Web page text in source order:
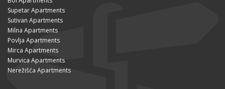
Supetar Apartments
Sutivan Apartments
Milna Apartments
Povlja Apartments
Mirca Apartments
Murvica Apartments
Nerežišća Apartments